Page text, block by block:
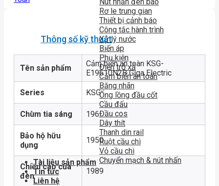
Rơ le trung gian
Thiết bị cảnh báo
Công tắc hành trình
Xử lý nước
Biến áp
Phụ kiện
Điện trở xả
Cảm biến an toàn
Băng nhãn
Ống lồng đầu cốt
Cầu đấu
Đầu cos
Dây thít
Thanh din rail
Ruột cầu chì
Vỏ cầu chì
Chuyển mạch & nút nhấn
Tài liệu sản phẩm
Tin tức
Liên hệ
Thông số kỹ thuật
Tên sản phẩm
Cảm biến an toàn KSG-
E19610N2B Giga Electric
Series KSG
Chùm tia sáng 196
Bảo hộ hữu
dụng
1950
Chiều cao của
đèn
1989